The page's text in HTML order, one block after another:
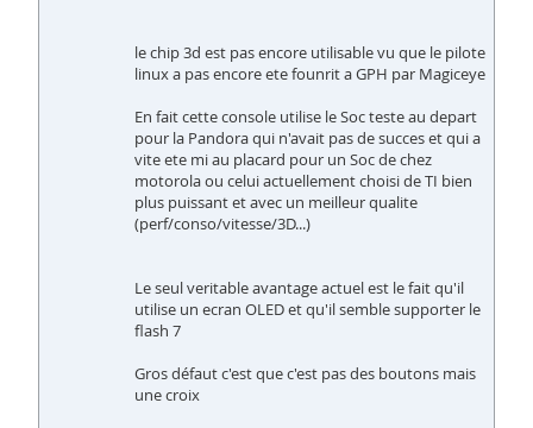
le chip 3d est pas encore utilisable vu que le pilote
linux a pas encore ete founrit a GPH par Magiceye
En fait cette console utilise le Soc teste au depart
pour la Pandora qui n'avait pas de succes et qui a
vite ete mi au placard pour un Soc de chez
motorola ou celui actuellement choisi de TI bien
plus puissant et avec un meilleur qualite
(perf/conso/vitesse/3D...)
Le seul veritable avantage actuel est le fait qu'il
utilise un ecran OLED et qu'il semble supporter le
flash 7
Gros défaut c'est que c'est pas des boutons mais
une croix